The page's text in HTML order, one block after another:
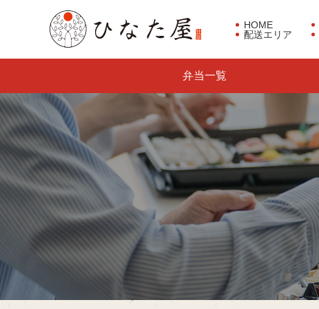
東京都板橋区で仕出し弁当な
HOME
配送エリア
弁当一覧